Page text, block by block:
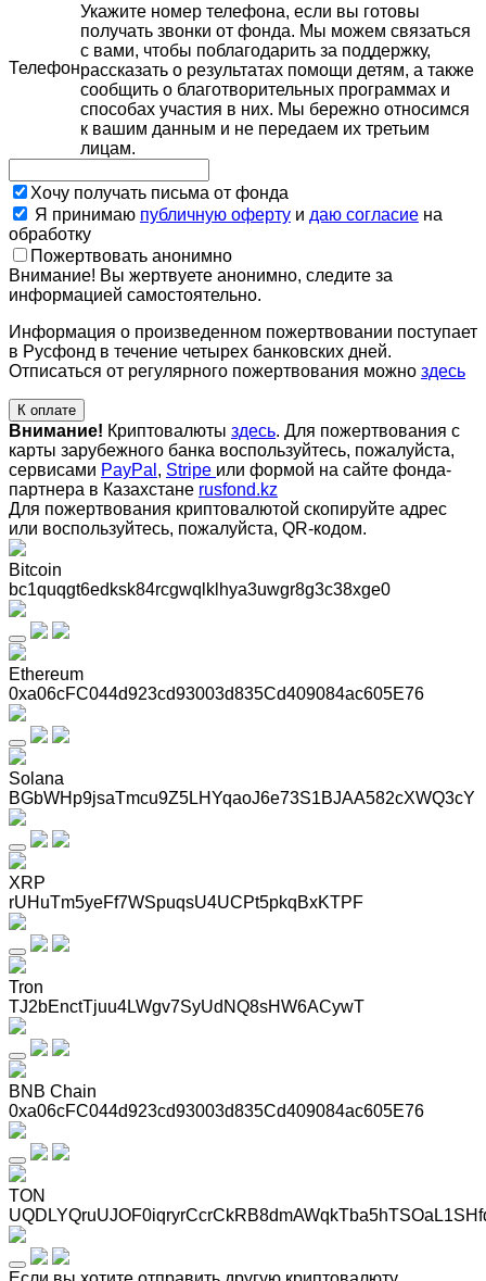
Телефон
Укажите номер телефона, если вы готовы
получать звонки от фонда. Мы можем связаться
с вами, чтобы поблагодарить за поддержку,
рассказать о результатах помощи детям, а также
сообщить о благотворительных программах и
способах участия в них. Мы бережно относимся
к вашим данным и не передаем их третьим
лицам.
Хочу получать письма от фонда
Я принимаю публичную оферту и даю согласие на
обработку
Пожертвовать анонимно
Внимание! Вы жертвуете анонимно, следите за
информацией самостоятельно.
Информация о произведенном пожертвовании поступает
в Русфонд в течение четырех банковских дней.
Отписаться от регулярного пожертвования можно здесь
К оплате
Внимание! Криптовалюты здесь. Для пожертвования с
карты зарубежного банка воспользуйтесь, пожалуйста,
сервисами PayPal , Stripe или формой на сайте фонда-
партнера в Казахстане rusfond.kz
Для пожертвования криптовалютой скопируйте адрес
или воспользуйтесь, пожалуйста, QR-кодом.
Bitcoin
bc1quqgt6edksk84rcgwqlklhya3uwgr8g3c38xge0
Ethereum
0xa06cFC044d923cd93003d835Cd409084ac605E76
Solana
BGbWHp9jsaTmcu9Z5LHYqaoJ6e73S1BJAA582cXWQ3cY
XRP
rUHuTm5yeFf7WSpuqsU4UCPt5pkqBxKTPF
Tron
TJ2bEnctTjuu4LWgv7SyUdNQ8sHW6ACywT
BNB Chain
0xa06cFC044d923cd93003d835Cd409084ac605E76
TON